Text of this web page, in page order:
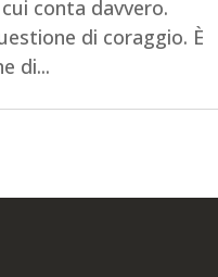
conta davvero.
di coraggio. È
di...